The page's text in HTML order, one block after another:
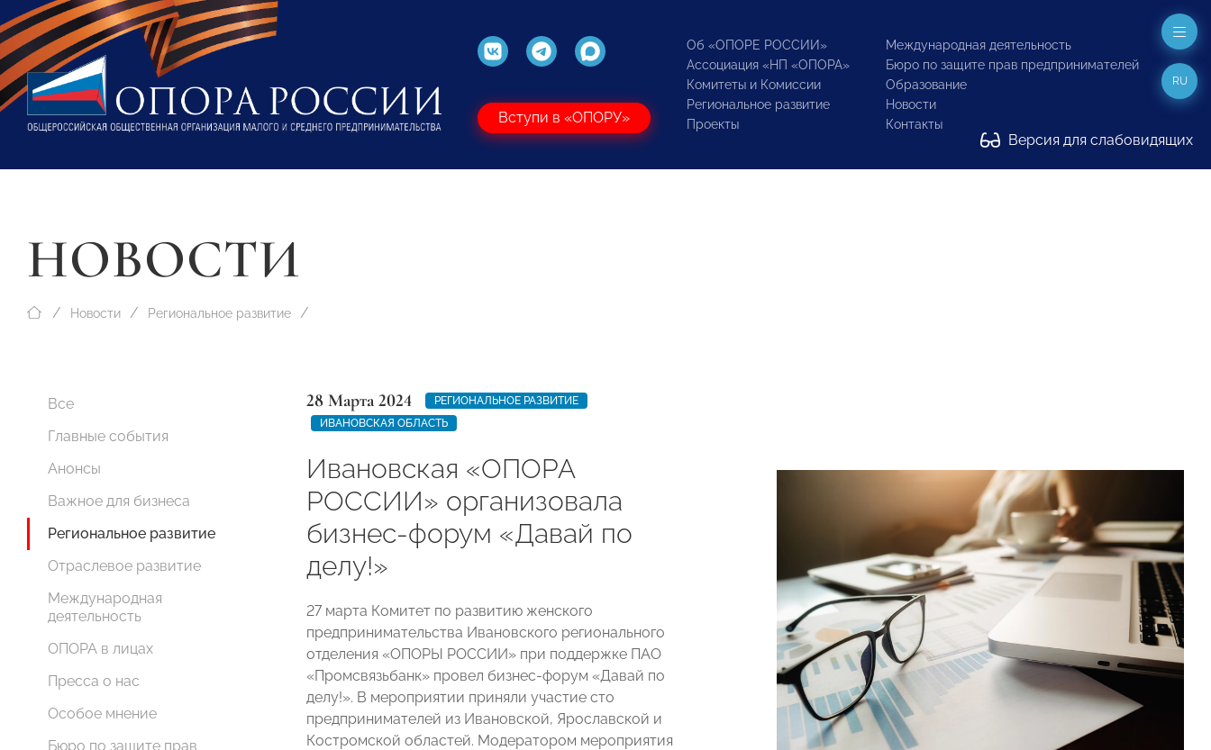
Вступи в «ОПОРУ»
Об «ОПОРЕ РОССИИ»
Ассоциация «НП «ОПОРА»
Комитеты и Комиссии
Региональное развитие
Проекты
Международная деятельность
Бюро по защите прав предпринимателей
Образование
Новости
Контакты
Версия для слабовидящих
RU
НОВОСТИ
Новости Региональное развитие
Все
Главные события
Анонсы
Важное для бизнеса
Региональное развитие
Отраслевое развитие
Международная
деятельность
ОПОРА в лицах
Пресса о нас
Особое мнение
Бюро по защите прав
28 Марта 2024
РЕГИОНАЛЬНОЕ РАЗВИТИЕ
ИВАНОВСКАЯ ОБЛАСТЬ
Ивановская «ОПОРА
РОССИИ» организовала
бизнес-форум «Давай по
делу!»
27 марта Комитет по развитию женского
предпринимательства Ивановского регионального
отделения «ОПОРЫ РОССИИ» при поддержке ПАО
«Промсвязьбанк» провел бизнес-форум «Давай по
делу!». В мероприятии приняли участие сто
предпринимателей из Ивановской, Ярославской и
Костромской областей. Модератором мероприятия